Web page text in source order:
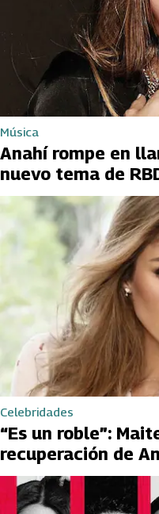
Música
Anahí rompe en
nuevo tema de
Celebridades
“Es un roble”:
recuperación de